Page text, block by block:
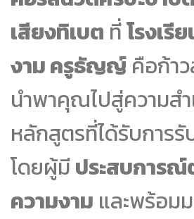
เสียงทิเบต ที่โรงเรี
งาม ครูธัญญ์ คือก้า
นำพาคุณไปสู่ความสำ
หลักสูตรที่ได้รับการ
โดยผู้มีประสบการณ์
ความงาม และพร้อม